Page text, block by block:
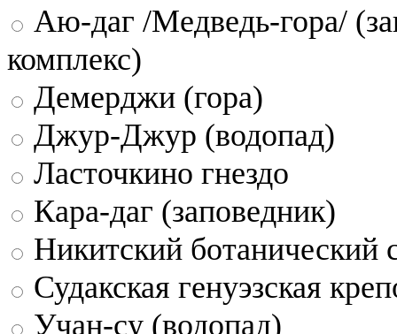
Аю-даг /Медведь-гора/
комплекс)
Демерджи (гора)
Джур-Джур (водопад)
Ласточкино гнездо
Кара-даг (заповедник)
Никитский ботанический
Судакская генуэзская
Учан-су (водопад)